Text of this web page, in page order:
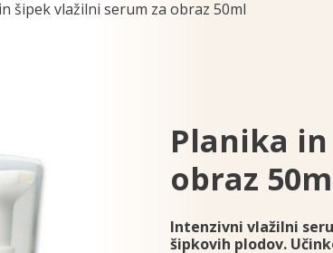
šipek vlažilni serum za obraz 50ml
Planika
obraz
Intenzivni vlažilni
šipkovih plodov.